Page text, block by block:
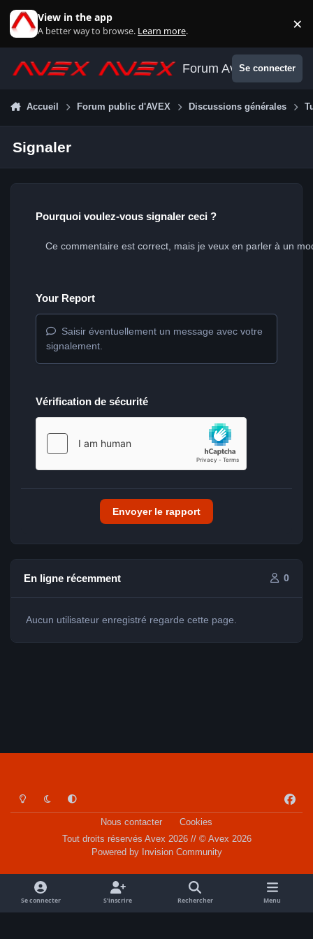
View in the app
A better way to browse. Learn more. ×
Forum AvexSe connecter
Accueil Forum public d'AVEX Discussions générales
Signaler
Pourquoi voulez-vous signaler ceci ?
Your Report
Saisir éventuellement un message avec votre
signalement.
Vérification de sécurité
Envoyer le rapport
En ligne récemment 0
Aucun utilisateur enregistré regarde cette page.
Light ModeDark ModeSystem Preference
a
o
k
Nous contacter
Cookies
Tout droits réservés Avex 2026 // © Avex 2026
Powered by Invision Community
Se connecter S’inscrire Rechercher Menu